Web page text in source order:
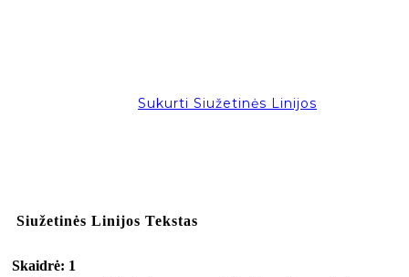
Sukurti Siužetinės Linijos
Siužetinės Linijos Tekstas
Skaidrė: 1